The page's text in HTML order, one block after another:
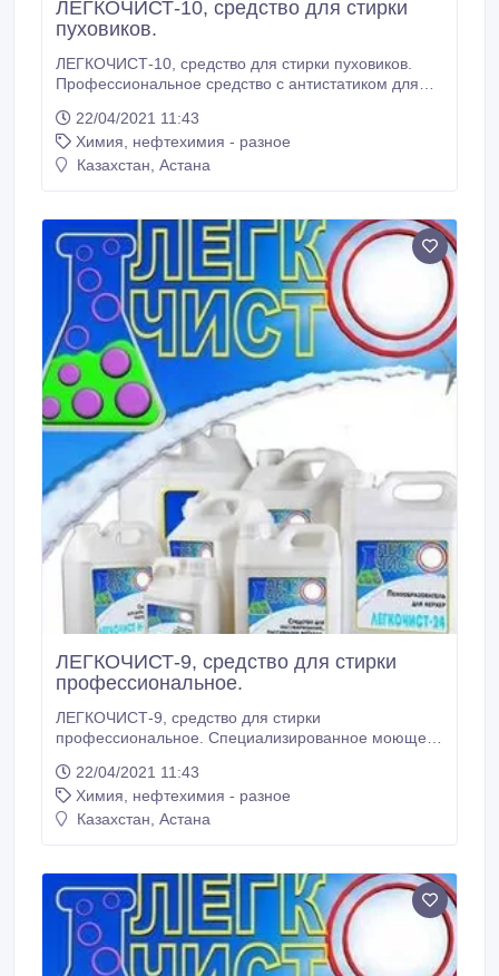
ЛЕГКОЧИСТ-10, средство для стирки
пуховиков.
ЛЕГКОЧИСТ-10, средство для стирки пуховиков.
Профессиональное средство с антистатиком для
автоматических стиральных машинах.
ЛЕГКОЧИСТ-10 не содержит хлор, отбеливатели,
фосфаты легко и без остатка смешивается с водой
22/04/2021 11:43
Химия, нефтехимия - разное
Казахстан, Астана
ЛЕГКОЧИСТ-9, средство для стирки
профессиональное.
ЛЕГКОЧИСТ-9, средство для стирки
профессиональное. Специализированное моющее
машинной стирки спецодежды от индустриальных
загрязнений (машинное и растительное масло,
мазут, нефть, угольная и металлургическая
22/04/2021 11:43
Химия, нефтехимия - разное
Казахстан, Астана